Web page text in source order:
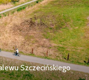
Szczecińskiego